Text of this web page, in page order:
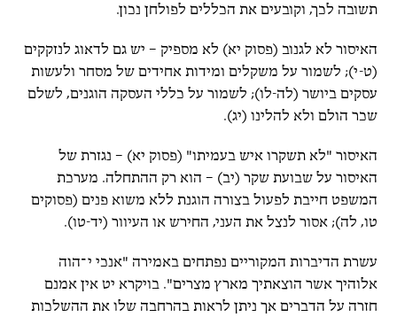
תשובה לכך, וקובעים את הכללים לפולחן נכון.
האיסור לא לגנוב (פסוק יא) לא מספיק – יש גם לדאוג לנזקקים
(ט-י); לשמור על משקלים ומידות אחידים של מסחר ולעשות
עסקים ביושר (לה-לו); לשמור על כללי העסקה הוגנים, לשלם
שכר הולם ולא להלינו (יג).
האיסור "לא תשקרו איש בעמיתו" (פסוק יא) – נגזרת של
האיסור על שבועת שקר (יב) – הוא רק ההתחלה. מערכת
המשפט חייבת לפעול בצורה הוגנת ללא משוא פנים (פסוקים
טו, לה); אסור לנצל את העני, החירש או העיוור (יד-טו).
עשרת הדיברות המקוריים נפתחים באמירה "אנכי י־הוה
אלוהיך אשר הוצאתיך מארץ מצרים". בויקרא יט אין אמנם
חזרה על הדברים אך ניתן לראות בהרחבה שלו את ההשלכות